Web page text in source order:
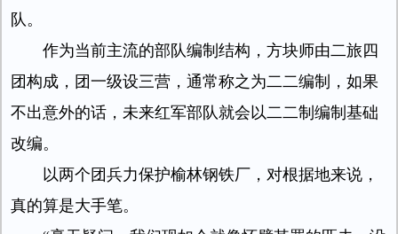
队。
作为当前主流的部队编制结构，方块师由二旅四
团构成，团一级设三营，通常称之为二二编制，如果
不出意外的话，未来红军部队就会以二二制编制基础
改编。
以两个团兵力保护榆林钢铁厂，对根据地来说，
真的算是大手笔。